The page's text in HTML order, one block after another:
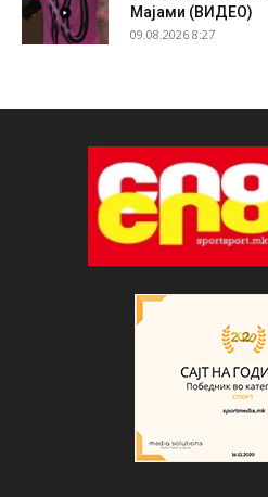
Мајами (ВИДЕО)
09.08.2026 8:27